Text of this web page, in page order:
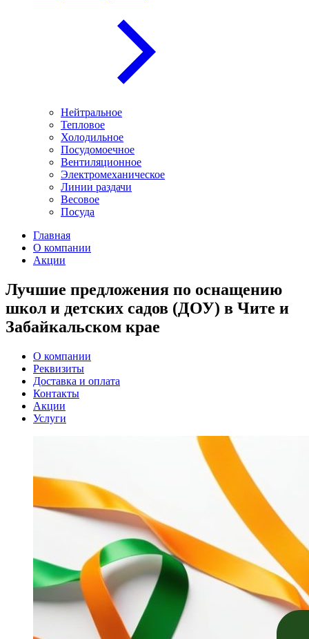
Нейтральное
Тепловое
Холодильное
Посудомоечное
Вентиляционное
Электромеханическое
Линии раздачи
Весовое
Посуда
Главная
О компании
Акции
Лучшие предложения по оснащению
школ и детских садов (ДОУ) в Чите и
Забайкальском крае
О компании
Реквизиты
Доставка и оплата
Контакты
Акции
Услуги